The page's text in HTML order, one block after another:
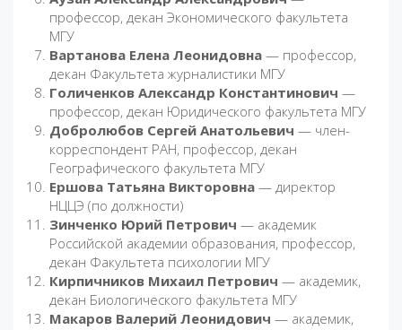
профессор, декан Экономического факультета
МГУ
Вартанова Елена Леонидовна — профессор,
декан Факультета журналистики МГУ
Голиченков Александр Константинович —
профессор, декан Юридического факультета МГУ
Добролюбов Сергей Анатольевич — член-
корреспондент РАН, профессор, декан
Географического факультета МГУ
Ершова Татьяна Викторовна — директор
НЦЦЭ (по должности)
Зинченко Юрий Петрович — академик
Российской академии образования, профессор,
декан Факультета психологии МГУ
Кирпичников Михаил Петрович — академик,
декан Биологического факультета МГУ
Макаров Валерий Леонидович — академик,